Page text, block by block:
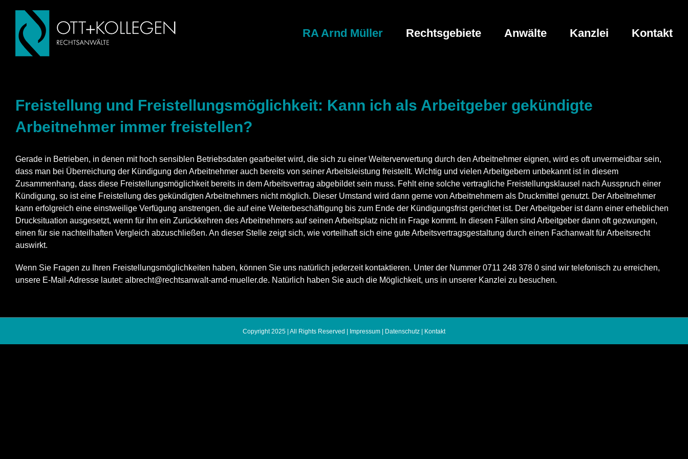
content
RA Arnd Müller Rechtsgebiete Anwälte Kanzlei Kontakt
Freistellung und Freistellungsmöglichkeit: Kann ich als Arbeitgeber gekündigte
Arbeitnehmer immer freistellen?
Gerade in Betrieben, in denen mit hoch sensiblen Betriebsdaten gearbeitet wird, die sich zu einer Weiterverwertung durch den Arbeitnehmer eignen, wird es oft unvermeidbar sein,
dass man bei Überreichung der Kündigung den Arbeitnehmer auch bereits von seiner Arbeitsleistung freistellt. Wichtig und vielen Arbeitgebern unbekannt ist in diesem
Zusammenhang, dass diese Freistellungsmöglichkeit bereits in dem Arbeitsvertrag abgebildet sein muss. Fehlt eine solche vertragliche Freistellungsklausel nach Ausspruch einer
Kündigung, so ist eine Freistellung des gekündigten Arbeitnehmers nicht möglich. Dieser Umstand wird dann gerne von Arbeitnehmern als Druckmittel genutzt. Der Arbeitnehmer
kann erfolgreich eine einstweilige Verfügung anstrengen, die auf eine Weiterbeschäftigung bis zum Ende der Kündigungsfrist gerichtet ist. Der Arbeitgeber ist dann einer erheblichen
Drucksituation ausgesetzt, wenn für ihn ein Zurückkehren des Arbeitnehmers auf seinen Arbeitsplatz nicht in Frage kommt. In diesen Fällen sind Arbeitgeber dann oft gezwungen,
einen für sie nachteilhaften Vergleich abzuschließen. An dieser Stelle zeigt sich, wie vorteilhaft sich eine gute Arbeitsvertragsgestaltung durch einen Fachanwalt für Arbeitsrecht
auswirkt.
Wenn Sie Fragen zu Ihren Freistellungsmöglichkeiten haben, können Sie uns natürlich jederzeit kontaktieren. Unter der Nummer 0711 248 378 0 sind wir telefonisch zu erreichen,
unsere E-Mail-Adresse lautet: albrecht@rechtsanwalt-arnd-mueller.de. Natürlich haben Sie auch die Möglichkeit, uns in unserer Kanzlei zu besuchen.
Copyright 2025 | All Rights Reserved | Impressum Datenschutz Kontakt